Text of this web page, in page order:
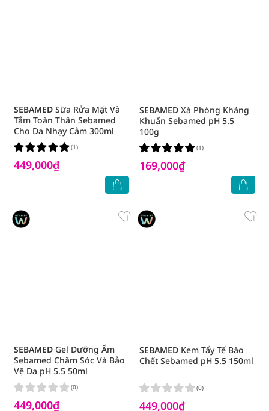
SEBAMED Sữa Rửa Mặt Và
Tắm Toàn Thân Sebamed
Cho Da Nhạy Cảm 300ml
449,000₫
(1)
SEBAMED Xà Phòng Kháng
Khuẩn Sebamed pH 5.5
100g
169,000₫
(1)
SEBAMED Gel Dưỡng Ẩm
Sebamed Chăm Sóc Và Bảo
Vệ Da pH 5.5 50ml
449,000₫
(0)
SEBAMED Kem Tẩy Tế Bào
Chết Sebamed pH 5.5 150ml
449,000₫
(0)